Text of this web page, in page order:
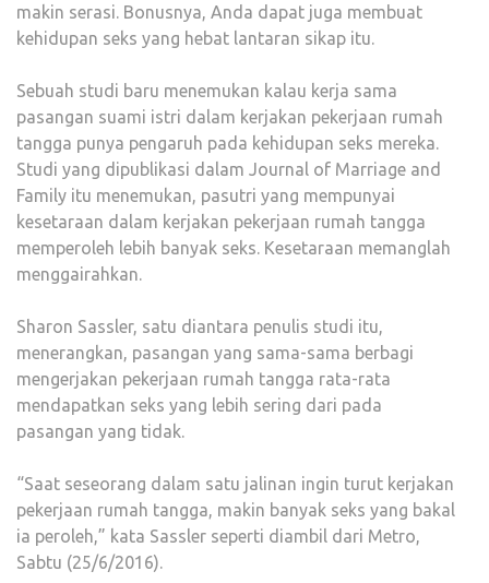
makin serasi. Bonusnya, Anda dapat juga membuat
kehidupan seks yang hebat lantaran sikap itu.
Sebuah studi baru menemukan kalau kerja sama
pasangan suami istri dalam kerjakan pekerjaan rumah
tangga punya pengaruh pada kehidupan seks mereka.
Studi yang dipublikasi dalam Journal of Marriage and
Family itu menemukan, pasutri yang mempunyai
kesetaraan dalam kerjakan pekerjaan rumah tangga
memperoleh lebih banyak seks. Kesetaraan memanglah
menggairahkan.
Sharon Sassler, satu diantara penulis studi itu,
menerangkan, pasangan yang sama-sama berbagi
mengerjakan pekerjaan rumah tangga rata-rata
mendapatkan seks yang lebih sering dari pada
pasangan yang tidak.
“Saat seseorang dalam satu jalinan ingin turut kerjakan
pekerjaan rumah tangga, makin banyak seks yang bakal
ia peroleh,” kata Sassler seperti diambil dari Metro,
Sabtu (25/6/2016).